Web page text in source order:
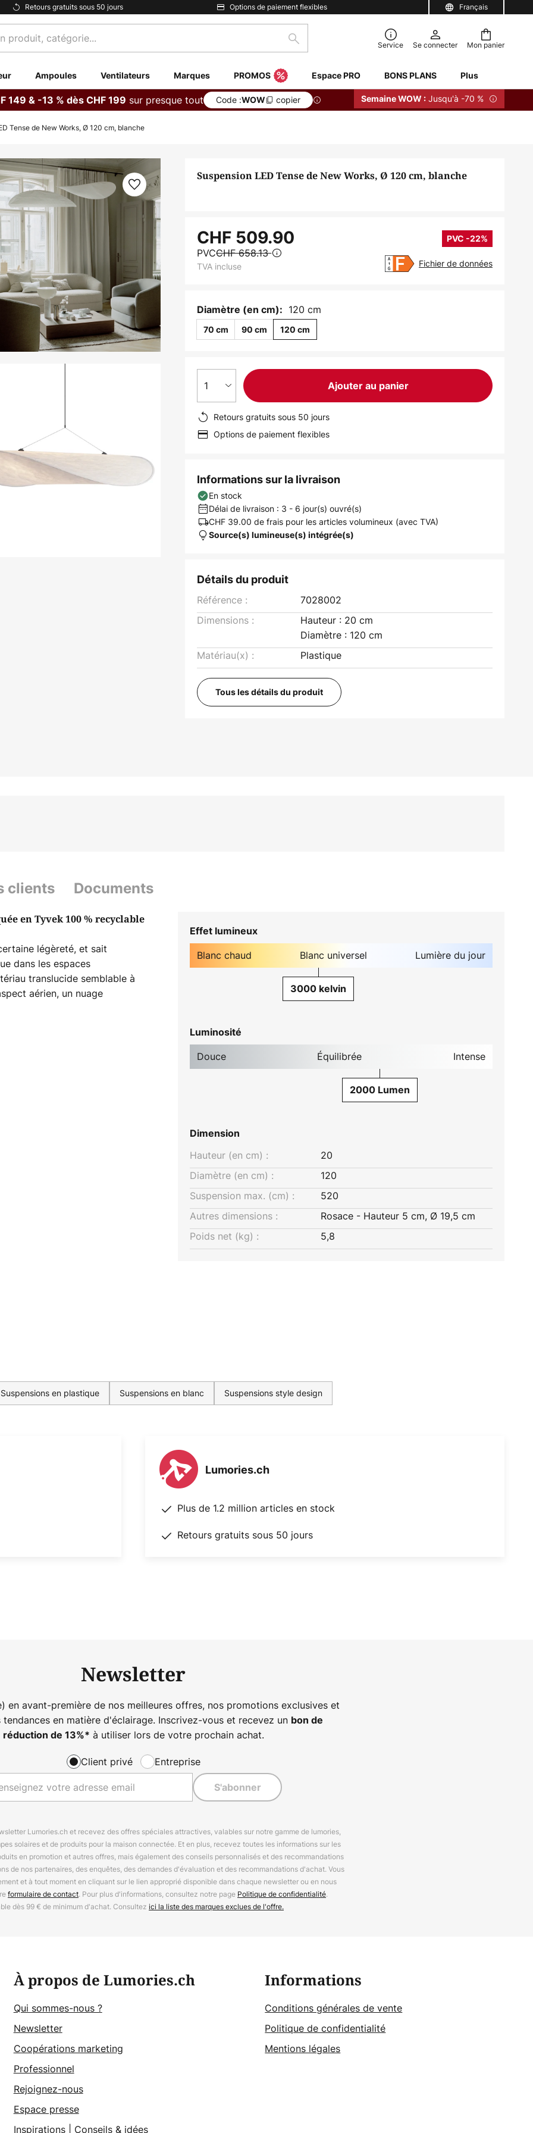
Français
Retours gratuits sous 50 jours Options de paiement flexibles
Mon panier
Rechercher Service Se connecter
Ampoules Ventilateurs Marques PROMOS Espace PRO BONS PLANS Plus
149 & -13 % dès CHF 199 sur presque tout Code :WOW copier Semaine WOW : Jusqu'à -70 %
Tense de New Works, Ø 120 cm, blanche
Suspension LED Tense de New Works, Ø 120 cm, blanche
CHF 509.90 PVC -22%
PVCCHF 658.13
TVA incluse Fichier de données
Diamètre (en cm): 120 cm
70 cm 90 cm 120 cm
1 Ajouter au panier
Retours gratuits sous 50 jours
Options de paiement flexibles
Informations sur la livraison
En stock
Délai de livraison : 3 - 6 jour(s) ouvré(s)
CHF 39.00de frais pour les articles volumineux (avec TVA)
Source(s) lumineuse(s) intégrée(s)
Détails du produit
Référence :
7028002
Dimensions :
Hauteur : 20 cm
Diamètre : 120 cm
Matériau(x) :
Plastique
Tous les détails du produit
clients Documents
en Tyvek 100 % recyclable
légèreté, et sait
dans les espaces
translucide semblable à
aérien, un nuage
par une technologie
danois de luminaires dont
et des matériaux.
les limites du design
Effet lumineux
Blanc chaud Blanc universel Lumière du jour
3000 kelvin
Luminosité
Douce Équilibrée Intense
2000 Lumen
Dimension
Hauteur (en cm) :
20
Diamètre (en cm) :
120
Suspension max. (cm) :
520
Autres dimensions :
Rosace - Hauteur 5 cm, Ø 19,5 cm
Poids net (kg) :
5,8
Suspensions en plastique Suspensions en blanc Suspensions style design
Lumories.ch
Plus de 1.2 million articles en stock
Retours gratuits sous 50 jours
Newsletter
en avant-première de nos meilleures offres, nos promotions exclusives et
tendances en matière d'éclairage. Inscrivez-vous et recevez un bon de
réduction de 13%* à utiliser lors de votre prochain achat.
Client privé Entreprise
S'abonner
Lumories.ch et recevez des offres spéciales attractives, valables sur notre gamme de lumories,
solaires et de produits pour la maison connectée. Et en plus, recevez toutes les informations sur les
en promotion et autres offres, mais également des conseils personnalisés et des recommandations
de nos partenaires, des enquêtes, des demandes d'évaluation et des recommandations d'achat. Vous
et à tout moment en cliquant sur le lien approprié disponible dans chaque newsletter ou en nous
formulaire de contact. Pour plus d'informations, consultez notre page Politique de confidentialité.
dès 99 € de minimum d'achat. Consultez ici la liste des marques exclues de l'offre.
À propos de Lumories.ch
Qui sommes-nous ?
Newsletter
Coopérations marketing
Professionnel
Rejoignez-nous
Espace presse
Inspirations| Conseils & idées
Informations
Conditions générales de vente
Politique de confidentialité
Mentions légales